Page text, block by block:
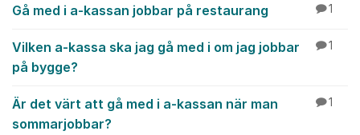
Gå med i a-kassan jobbar på restaurang 1
Vilken a-kassa ska jag gå med i om jag jobbar
på bygge?
1
Är det värt att gå med i a-kassan när man
sommarjobbar?
1